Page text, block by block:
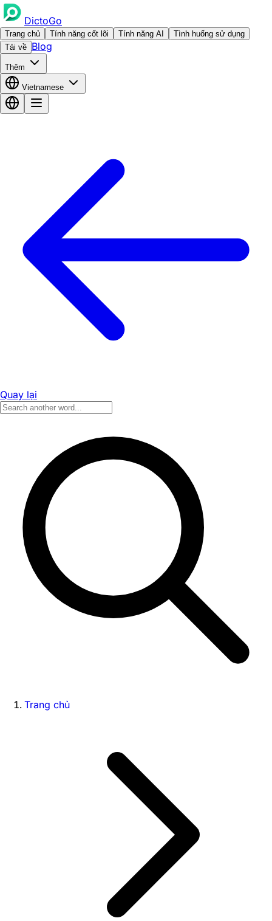
DictoGo
Trang chủ Tính năng cốt lõi Tính năng AI
Tình huống sử dụng
Tải về Blog
Thêm
Vietnamese
Quay lại
Trang chủ